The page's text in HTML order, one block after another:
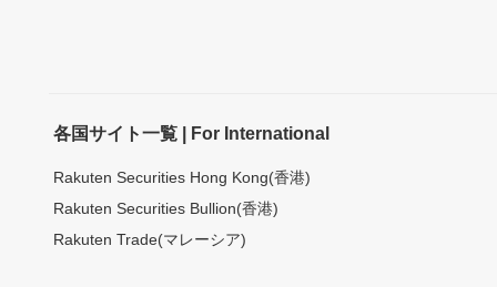
各国サイト一覧 | For International
Rakuten Securities Hong Kong(香港)
Rakuten Securities Bullion(香港)
Rakuten Trade(マレーシア)